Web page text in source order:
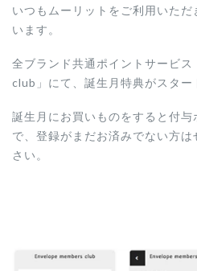
いつもムーリットをご利用いた
います。
全ブランド共通ポイントサービ
club」にて、誕生月特典がスター
誕生月にお買いものをすると付
で、登録がまだお済みでない方
さい。